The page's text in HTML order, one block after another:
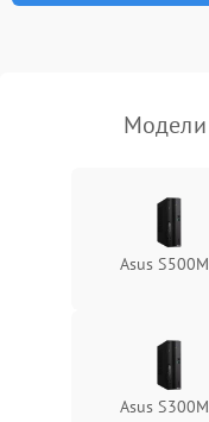
Asus
Asus